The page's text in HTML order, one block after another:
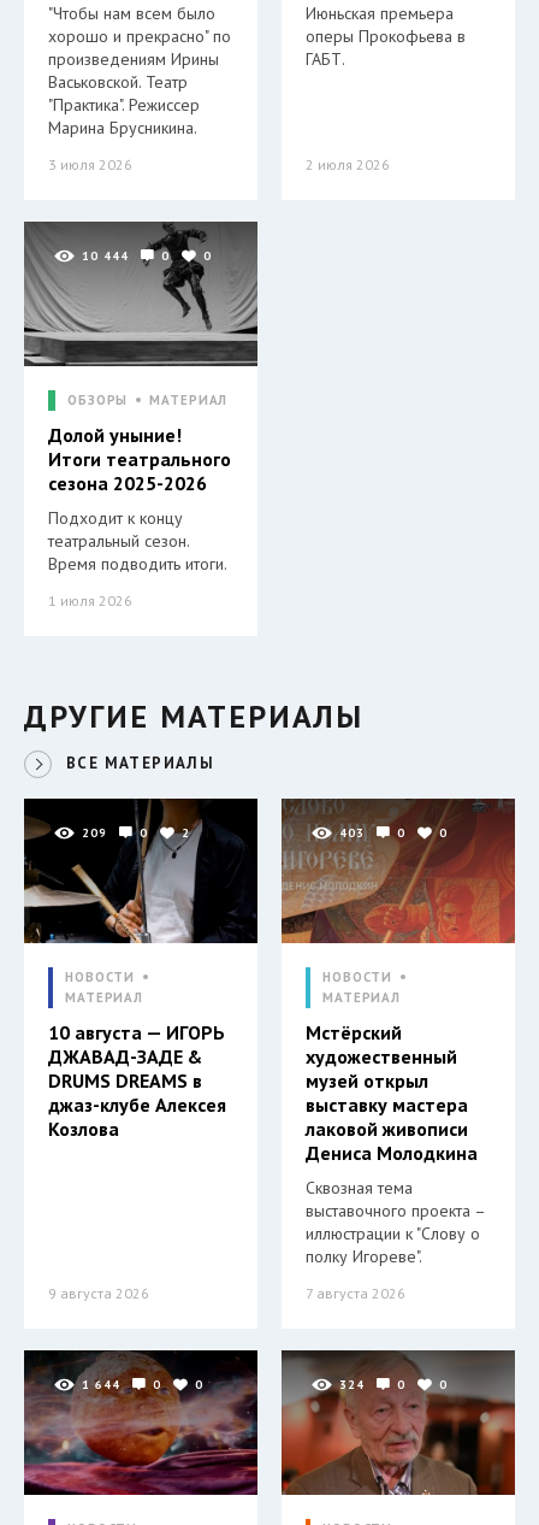
"Чтобы нам всем было
хорошо и прекрасно" по
произведениям Ирины
Васьковской. Театр
"Практика". Режиссер
Марина Брусникина.
3 июля 2026
Июньская премьера
оперы Прокофьева в
ГАБТ.
2 июля 2026
10 444 0 0
ОБЗОРЫ МАТЕРИАЛ
Долой уныние!
Итоги театрального
сезона 2025-2026
Подходит к концу
театральный сезон.
Время подводить итоги.
1 июля 2026
ДРУГИЕ МАТЕРИАЛЫ
ВСЕ МАТЕРИАЛЫ
209 0 2
НОВОСТИ
МАТЕРИАЛ
10 августа — ИГОРЬ
ДЖАВАД-ЗАДЕ &
DRUMS DREAMS в
джаз-клубе Алексея
Козлова
9 августа 2026
403 0 0
НОВОСТИ
МАТЕРИАЛ
Мстёрский
художественный
музей открыл
выставку мастера
лаковой живописи
Дениса Молодкина
Сквозная тема
выставочного проекта –
иллюстрации к "Слову о
полку Игореве".
7 августа 2026
1 644 0 0 324 0 0